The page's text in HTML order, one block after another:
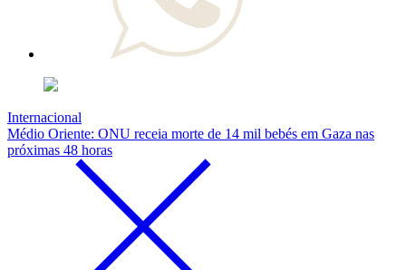
Internacional
Médio Oriente: ONU receia morte de 14 mil bebés em Gaza nas
próximas 48 horas